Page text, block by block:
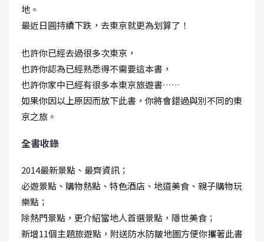
地。
最近日圓持續下跌，去東京就更為划算了！
也許你已經去過很多次東京，
也許你認為已經熟悉得不需要這本書，
也許你家中已經有很多本東京旅遊書……
如果你因以上原因而放下此書，你將會錯過與別不同的東
京之旅。
全書收錄
2014最新景點、最齊資訊；
必遊景點、購物熱點、特色酒店、地道美食、親子購物玩
樂點；
除熱門景點，更介紹當地人首選景點，隱世美食；
新增11個主題旅遊點，附送防水防皺地圖方便你攜著此書